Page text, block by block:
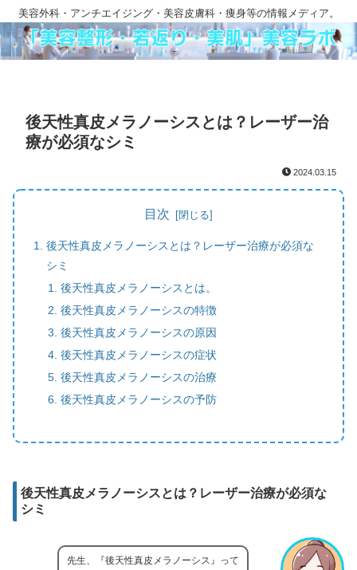
美容外科・アンチエイジング・美容皮膚科・痩身等の情報メディア。
後天性真皮メラノーシスとは？レーザー治
療が必須なシミ
2024.03.15
目次
後天性真皮メラノーシスとは？レーザー治療が必須な
シミ
後天性真皮メラノーシスとは。
後天性真皮メラノーシスの特徴
後天性真皮メラノーシスの原因
後天性真皮メラノーシスの症状
後天性真皮メラノーシスの治療
後天性真皮メラノーシスの予防
後天性真皮メラノーシスとは？レーザー治療が必須な
シミ
先生、『後天性真皮メラノーシス』って